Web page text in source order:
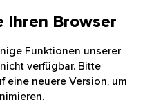
Ihren Browser
Funktionen unserer
verfügbar. Bitte
eine neuere Version, um